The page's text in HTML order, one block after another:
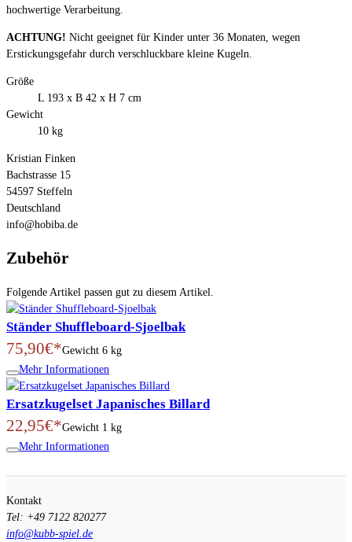
hochwertige Verarbeitung.
ACHTUNG! Nicht geeignet für Kinder unter 36 Monaten, wegen
Erstickungsgefahr durch verschluckbare kleine Kugeln.
Größe
L 193 x B 42 x H 7 cm
Gewicht
10 kg
Kristian Finken
Bachstrasse 15
54597 Steffeln
Deutschland
info@hobiba.de
Zubehör
Folgende Artikel passen gut zu diesem Artikel.
Ständer Shuffleboard-Sjoelbak
75,90€*Gewicht 6 kg
Mehr Informationen
Ersatzkugelset Japanisches Billard
22,95€*Gewicht 1 kg
Mehr Informationen
Kontakt
Tel: +49 7122 820277
info@kubb-spiel.de